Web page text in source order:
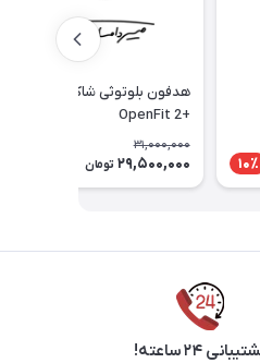
10٪
هدفون بلوتوثی شاکز - مدل
+OpenFit 2
31,000,000
29,500,000 تومان
۲۴ ساعته!